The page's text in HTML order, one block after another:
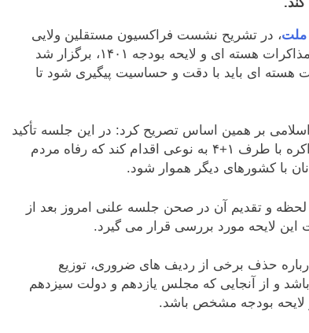
ملت، در تشریح نشست فراکسیون مستقلین ولایی
مجلس که صبح امروز(یکشنبه، ۲۱ آذرماه) با موضوع بررسی مذاکرات هسته ای و لایحه بودجه ۱۴۰۱، برگزار شد
هسته ای باید با دقت و حساسیت پیگیری شود تا
بر همین اساس تصریح کرد: در این جلسه تأکید
شد تیم مذاکره کننده جهت پیگیری موضوعات و در جریان مذاکره با طرف ۱+۴ به نوعی اقدام کند که رفاه مردم
با کشورهای دیگر هموار شود.
با اشاره به عدم وصول لایحه بودجه ۱۴۰۱ تا این لحظه و تقدیم آن در صحن جلسه علنی امروز بعد از
این لایحه مورد بررسی قرار می گیرد.
حذف برخی از ردیف های ضروری، توزیع
و از آنجایی که مجلس یازدهم و دولت سیزدهم
لایحه بودجه مشخص باشد.